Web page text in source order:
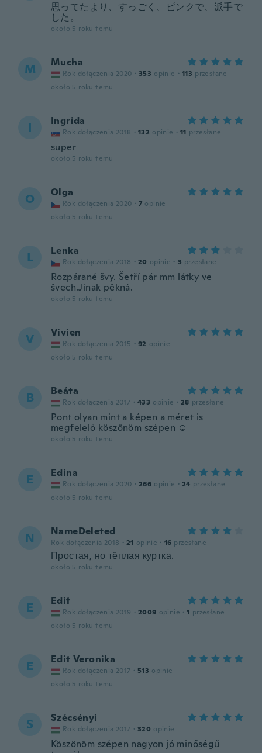
思ってたより、すっごく、ピンクで、派手で
した。
około 5 roku temu
M Mucha
Rok dołączenia 2020 · 353 opinie · 113 przesłane
około 5 roku temu
I Ingrida
Rok dołączenia 2018 · 132 opinie · 11 przesłane
super
około 5 roku temu
O Olga
Rok dołączenia 2020 · 7 opinie
około 5 roku temu
L Lenka
Rok dołączenia 2018 · 20 opinie · 3 przesłane
Rozpárané švy. Šetří pár mm látky ve
švech.Jinak pěkná.
około 5 roku temu
V Vivien
Rok dołączenia 2015 · 92 opinie
około 5 roku temu
B Beáta
Rok dołączenia 2017 · 433 opinie · 28 przesłane
Pont olyan mint a képen a méret is
megfelelő köszönöm szépen ☺️
około 5 roku temu
E Edina
Rok dołączenia 2020 · 266 opinie · 24 przesłane
około 5 roku temu
N NameDeleted
Rok dołączenia 2018 · 21 opinie · 16 przesłane
Простая, но тёплая куртка.
około 5 roku temu
E Edit
Rok dołączenia 2019 · 2009 opinie · 1 przesłane
około 5 roku temu
E Edit Veronika
Rok dołączenia 2017 · 513 opinie
około 5 roku temu
S Szécsényi
Rok dołączenia 2017 · 320 opinie
Köszönöm szépen nagyon jó minőségű